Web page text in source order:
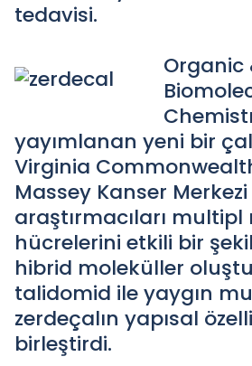
tedavisi.
Organic
yayımlanan yeni bir
Virginia
Massey Kanser Merkezi
araştırmacıları
hücrelerini etkili bir
hibrid moleküller
talidomid ile yaygın
zerdeçalın yapısal
birleştirdi.